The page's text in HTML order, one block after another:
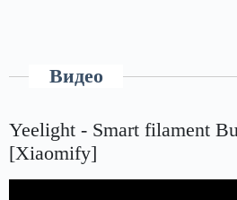
Видео
Yeelight - Smart filament
[Xiaomify]